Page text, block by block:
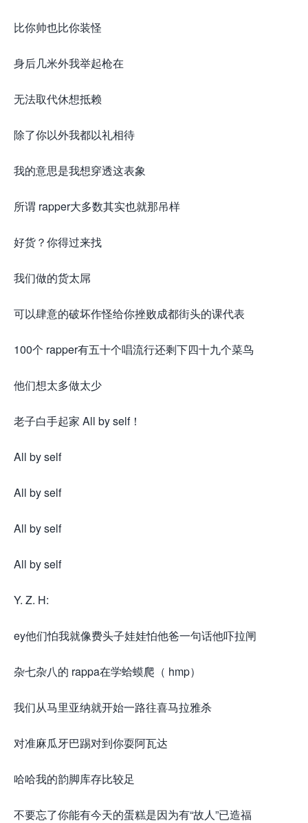
比你帅也比你装怪
身后几米外我举起枪在
无法取代休想抵赖
除了你以外我都以礼相待
我的意思是我想穿透这表象
所谓 rapper大多数其实也就那吊样
好货？你得过来找
我们做的货太屌
可以肆意的破坏作怪给你挫败成都街头的课代表
100个 rapper有五十个唱流行还剩下四十九个菜鸟
他们想太多做太少
老子白手起家 All by self！
All by self
All by self
All by self
All by self
Y. Z. H:
ey他们怕我就像费头子娃娃怕他爸一句话他吓拉闸
杂七杂八的 rappa在学蛤蟆爬（ hmp）
我们从马里亚纳就开始一路往喜马拉雅杀
对准麻瓜牙巴踢对到你耍阿瓦达
哈哈我的韵脚库存比较足
不要忘了你能有今天的蛋糕是因为有“故人”已造福